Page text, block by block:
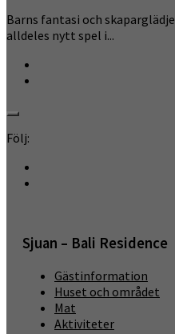
Barns fantasi och
alldeles nytt spel i...
Följ:
Sjuan – Bali Residence
Gästinformation
Huset och området
Mat
Aktiviteter